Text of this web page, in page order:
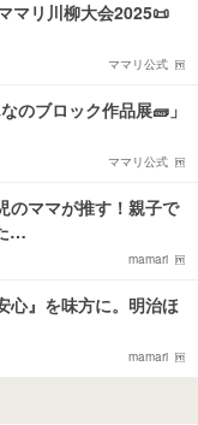
マリ川柳大会2025📜
ママリ公式
のブロック作品展🧱」
ママリ公式
のママが推す！親子で
…
mamari
心』を味方に。明治ほ
mamari